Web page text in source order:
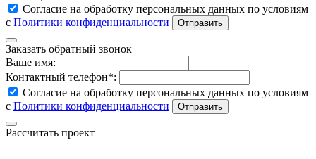
Согласие на обработку персональных данных по условиям
с Политики конфиденциальности
Заказать обратный звонок
Ваше имя:
Контактный телефон*:
Согласие на обработку персональных данных по условиям
с Политики конфиденциальности
Рассчитать проект